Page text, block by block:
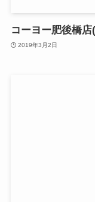
コーヨー肥後橋
2019年3月2日